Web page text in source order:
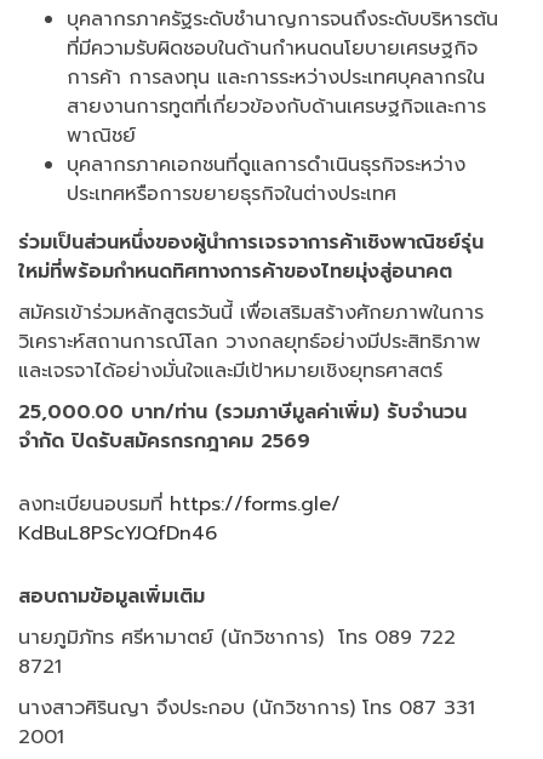
บุคลากรภาครัฐระดับชำนาญการจนถึงระดับบริหารต้น
ที่มีความรับผิดชอบในด้านกำหนดนโยบายเศรษฐกิจ
การค้า การลงทุน และการระหว่างประเทศบุคลากรใน
สายงานการทูตที่เกี่ยวข้องกับด้านเศรษฐกิจและการ
พาณิชย์
บุคลากรภาคเอกชนที่ดูแลการดำเนินธุรกิจระหว่าง
ประเทศหรือการขยายธุรกิจในต่างประเทศ
ร่วมเป็นส่วนหนึ่งของผู้นำการเจรจาการค้าเชิงพาณิชย์รุ่น
ใหม่ที่พร้อมกำหนดทิศทางการค้าของไทยมุ่งสู่อนาคต
สมัครเข้าร่วมหลักสูตรวันนี้ เพื่อเสริมสร้างศักยภาพในการ
วิเคราะห์สถานการณ์โลก วางกลยุทธ์อย่างมีประสิทธิภาพ
และเจรจาได้อย่างมั่นใจและมีเป้าหมายเชิงยุทธศาสตร์
25,000.00 บาท/ท่าน (รวมภาษีมูลค่าเพิ่ม) รับจำนวน
จำกัด ปิดรับสมัครกรกฎาคม 2569
ลงทะเบียนอบรมที่ https://forms.gle/
KdBuL8PScYJQfDn46
สอบถามข้อมูลเพิ่มเติม
นายภูมิภัทร ศรีหามาตย์ (นักวิชาการ) โทร 089 722
8721
นางสาวศิรินญา จึงประกอบ (นักวิชาการ) โทร 087 331
2001